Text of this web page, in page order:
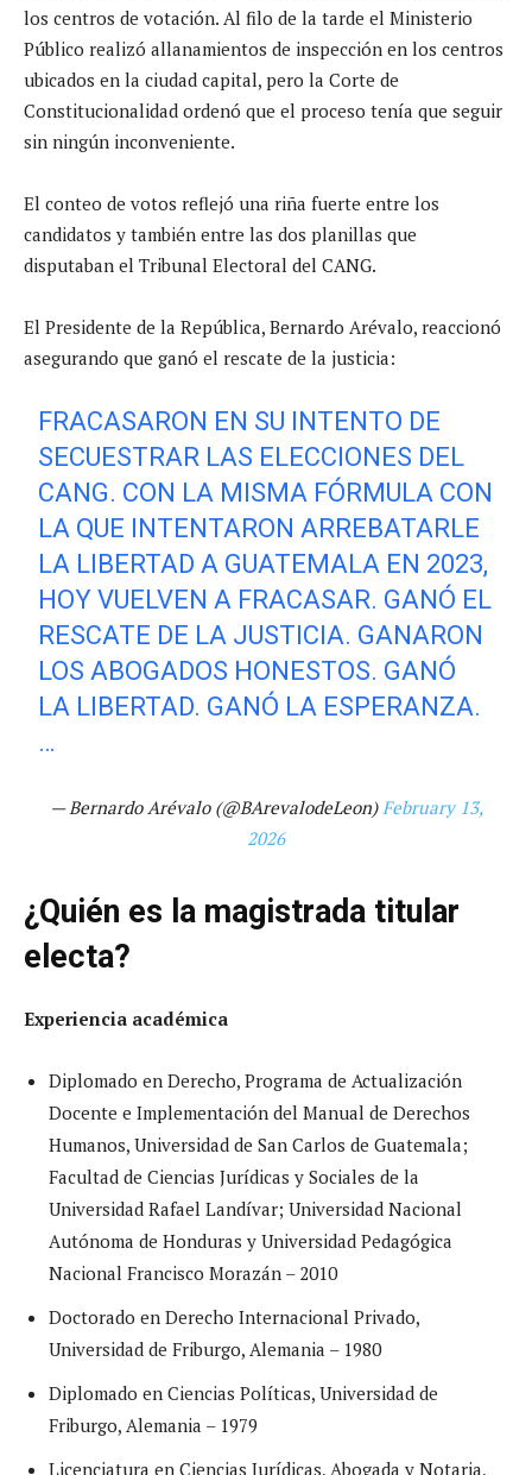
los centros de votación. Al filo de la tarde el Ministerio
Público realizó allanamientos de inspección en los centros
ubicados en la ciudad capital, pero la Corte de
Constitucionalidad ordenó que el proceso tenía que seguir
sin ningún inconveniente.
El conteo de votos reflejó una riña fuerte entre los
candidatos y también entre las dos planillas que
disputaban el Tribunal Electoral del CANG.
El Presidente de la República, Bernardo Arévalo, reaccionó
asegurando que ganó el rescate de la justicia:
FRACASARON EN SU INTENTO DE
SECUESTRAR LAS ELECCIONES DEL
CANG. CON LA MISMA FÓRMULA CON
LA QUE INTENTARON ARREBATARLE
LA LIBERTAD A GUATEMALA EN 2023,
HOY VUELVEN A FRACASAR. GANÓ EL
RESCATE DE LA JUSTICIA. GANARON
LOS ABOGADOS HONESTOS. GANÓ
LA LIBERTAD. GANÓ LA ESPERANZA.
…
— Bernardo Arévalo (@BArevalodeLeon) February 13,
2026
¿Quién es la magistrada titular
electa?
Experiencia académica
Diplomado en Derecho, Programa de Actualización
Docente e Implementación del Manual de Derechos
Humanos, Universidad de San Carlos de Guatemala;
Facultad de Ciencias Jurídicas y Sociales de la
Universidad Rafael Landívar; Universidad Nacional
Autónoma de Honduras y Universidad Pedagógica
Nacional Francisco Morazán – 2010
Doctorado en Derecho Internacional Privado,
Universidad de Friburgo, Alemania – 1980
Diplomado en Ciencias Políticas, Universidad de
Friburgo, Alemania – 1979
Licenciatura en Ciencias Jurídicas, Abogada y Notaria,